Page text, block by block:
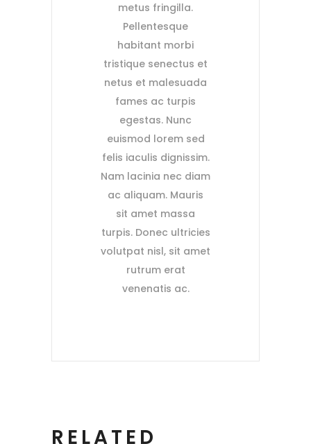
metus fringilla.
Pellentesque
habitant morbi
tristique senectus et
netus et malesuada
fames ac turpis
egestas. Nunc
euismod lorem sed
felis iaculis dignissim.
Nam lacinia nec diam
ac aliquam. Mauris
sit amet massa
turpis. Donec ultricies
volutpat nisl, sit amet
rutrum erat
venenatis ac.
RELATED